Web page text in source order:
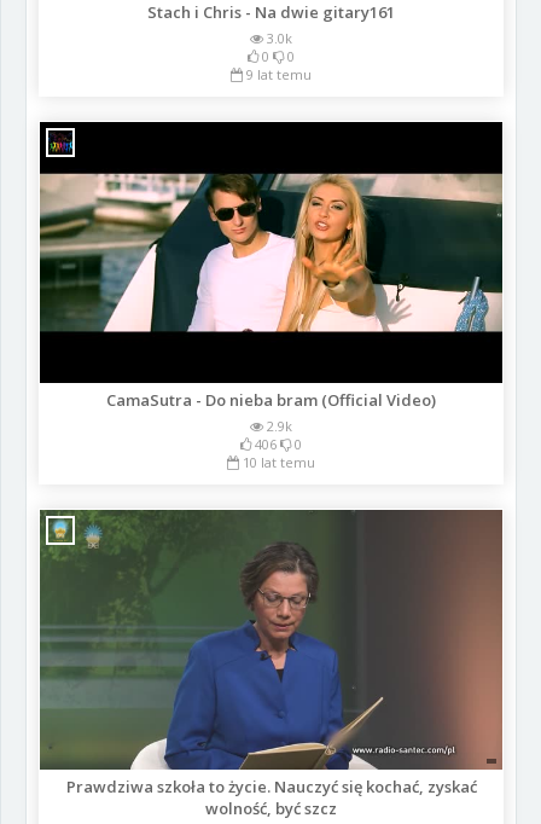
Stach i Chris - Na dwie gitary161
3.0k
0
0
9 lat temu
CamaSutra - Do nieba bram (Official Video)
2.9k
406
0
10 lat temu
Prawdziwa szkoła to życie. Nauczyć się kochać, zyskać
wolność, być szcz